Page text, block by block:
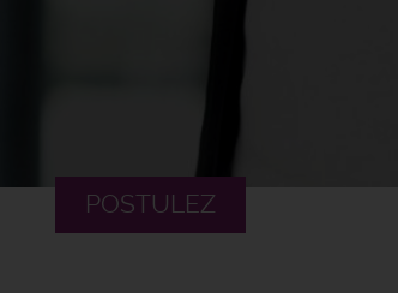
POSTULEZ